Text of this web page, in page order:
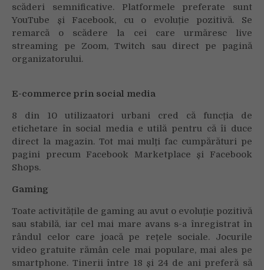
scăderi semnificative. Platformele preferate sunt
YouTube și Facebook, cu o evoluție pozitivă. Se
remarcă o scădere la cei care urmăresc live
streaming pe Zoom, Twitch sau direct pe pagină
organizatorului.
E-commerce prin social media
8 din 10 utilizaatori urbani cred că funcția de
etichetare în social media e utilă pentru că îi duce
direct la magazin. Tot mai mulți fac cumpărături pe
pagini precum Facebook Marketplace și Facebook
Shops.
Gaming
Toate activitățile de gaming au avut o evoluție pozitivă
sau stabilă, iar cel mai mare avans s-a înregistrat în
rândul celor care joacă pe rețele sociale. Jocurile
video gratuite rămân cele mai populare, mai ales pe
smartphone. Tinerii între 18 și 24 de ani preferă să